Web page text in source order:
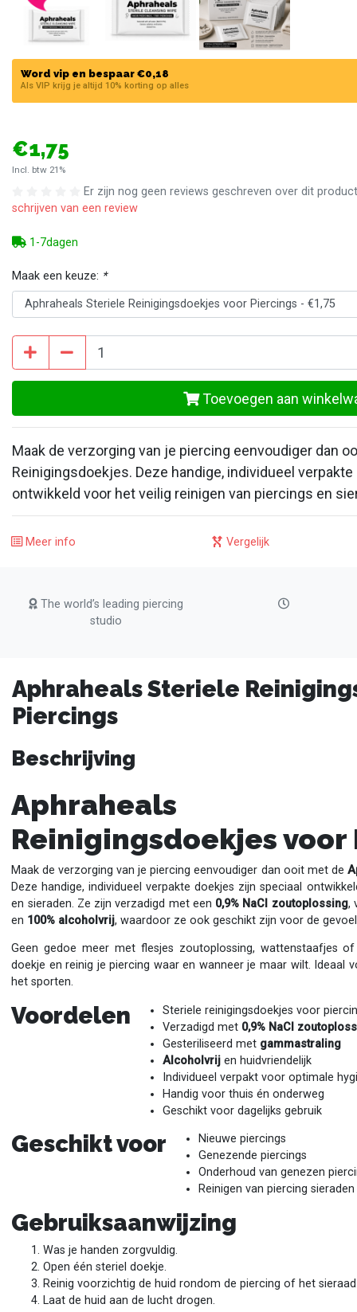
Word vip en bespaar €0,18
Als VIP krijg je altijd 10% korting op alles
€1,75
Incl. btw 21%
Er zijn nog geen reviews geschreven over dit
schrijven van een review
1-7dagen
Maak een keuze: *
Toevoegen aan
Maak de verzorging van je piercing eenvoudiger dan
Reinigingsdoekjes. Deze handige, individueel
ontwikkeld voor het veilig reinigen van piercings en
Meer info Vergelijk
The world’s leading piercing
studio
Aphraheals Steriele
Piercings
Beschrijving
Aphraheals
Reinigingsdoekjes voor
Maak de verzorging van je piercing eenvoudiger dan ooit met de
Deze handige, individueel verpakte doekjes zijn speciaal
en sieraden. Ze zijn verzadigd met een 0,9% NaCl zoutoplossing,
en 100% alcoholvrij, waardoor ze ook geschikt zijn voor de
Geen gedoe meer met flesjes zoutoplossing, wattenstaafjes
doekje en reinig je piercing waar en wanneer je maar wilt. Ideaal
het sporten.
Voordelen
Steriele reinigingsdoekjes voor
Verzadigd met 0,9% NaCl
Gesteriliseerd met gammastraling
Alcoholvrij en huidvriendelijk
Individueel verpakt voor optimale
Handig voor thuis én onderweg
Geschikt voor dagelijks gebruik
Geschikt voor
Nieuwe piercings
Genezende piercings
Onderhoud van genezen
Reinigen van piercing sieraden
Gebruiksaanwijzing
Was je handen zorgvuldig.
Open één steriel doekje.
Reinig voorzichtig de huid rondom de piercing of het
Laat de huid aan de lucht drogen.